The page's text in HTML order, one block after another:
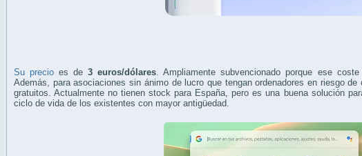
Su precio es de3 euros/dólares. Ampliamente subvencionado porque ese
Además, para asociaciones sin ánimo de lucro que tengan ordenadores en riesgo
gratuitos. Actualmente no tienen stock para España, pero es una buena solución
ciclo de vida de los existentes con mayor antigüedad.